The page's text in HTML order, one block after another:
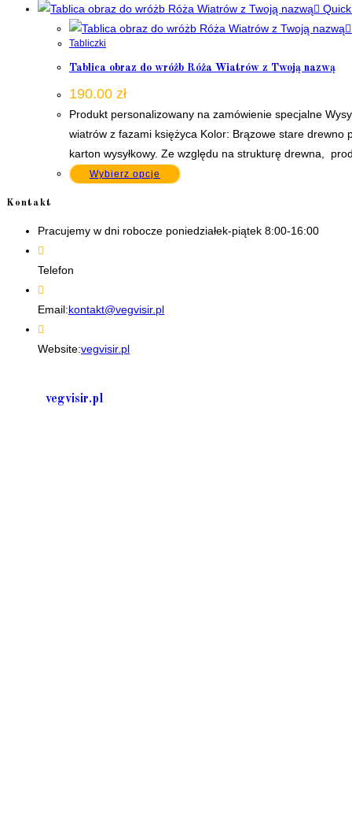
Tabliczki
Tablica obraz do wróżb Róża Wiatrów z Twoją nazwą
190.00 zł
Produkt personalizowany na zamówienie specjalne
wiatrów z fazami księżyca Kolor: Brązowe stare drewno
karton wysyłkowy. Ze względu na strukturę drewna,
Wybierz opcje
Kontakt
Pracujemy w dni robocze poniedziałek-piątek 8:00-16:00
Telefon
Email:kontakt@vegvisir.plOpens
Website:vegvisir.pl
vegvisir.pl